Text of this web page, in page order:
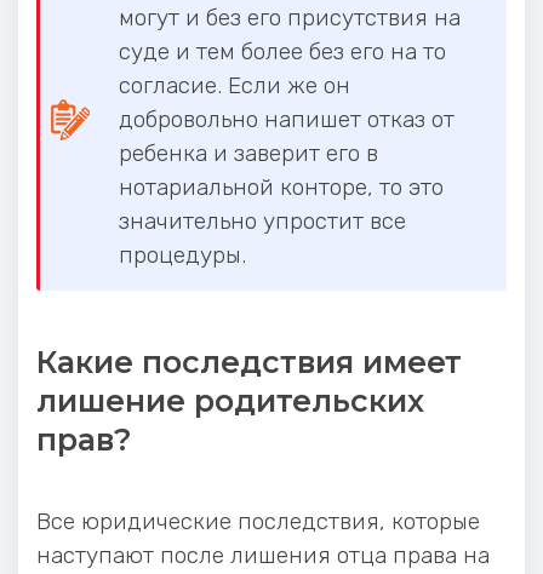
могут и без его присутствия на
суде и тем более без его на то
согласие. Если же он
добровольно напишет отказ от
ребенка и заверит его в
нотариальной конторе, то это
значительно упростит все
процедуры.
Какие последствия имеет
лишение родительских
прав?
Все юридические последствия, которые
наступают после лишения отца права на